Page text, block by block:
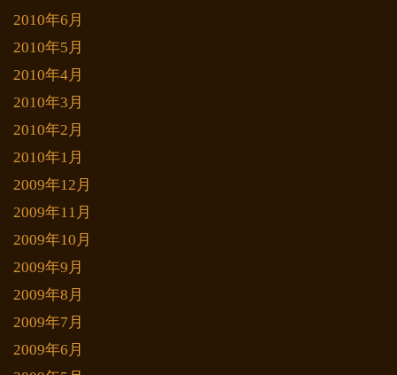
2010年6月
2010年5月
2010年4月
2010年3月
2010年2月
2010年1月
2009年12月
2009年11月
2009年10月
2009年9月
2009年8月
2009年7月
2009年6月